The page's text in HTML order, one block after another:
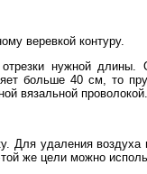
веревкой контуру.
нужной
больше 40 см, то
вязальной проволокой.
Для удаления
же цели можно